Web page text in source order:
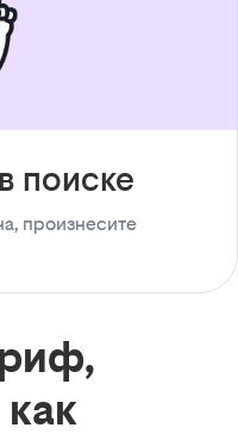
поиске
произнесите